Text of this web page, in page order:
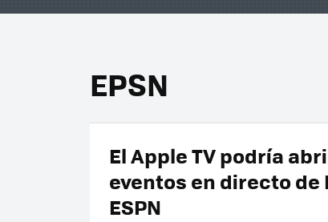
EPSN
El Apple TV podría
eventos en directo de
ESPN